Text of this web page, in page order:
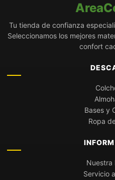
Tu tienda de confianza
Seleccionamos los mejores
confort
Bases y
Ropa
Nuestra
Servicio